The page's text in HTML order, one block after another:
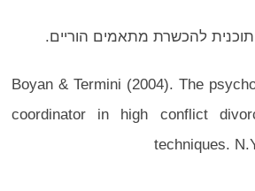
· Boyan & Termini (2004). The
coordinator in high conflict
techniques.